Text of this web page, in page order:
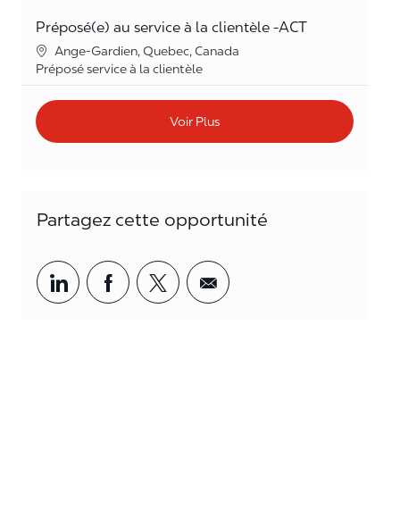
Préposé(e) au service à la clientèle -ACT
LieuAnge-Gardien, Quebec, Canada
Catégorie
Préposé service à la clientèle
Voir Plus
Partagez cette opportunité
Partager par LinkedIn
Partager par Facebook
<span<span